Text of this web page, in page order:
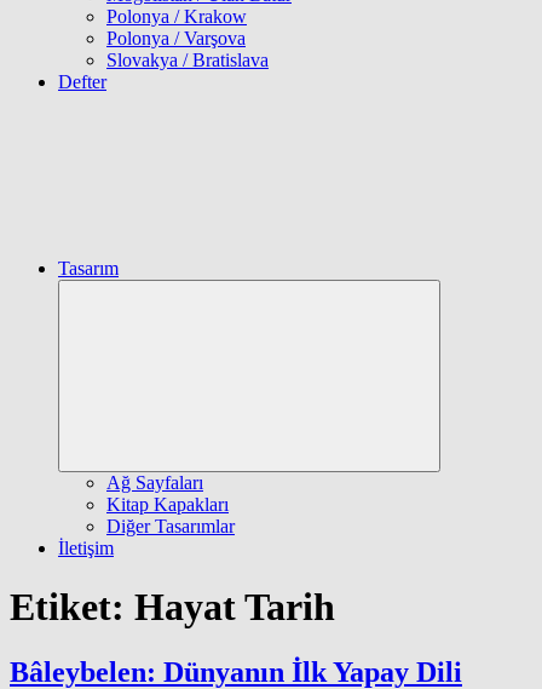
Polonya / Krakow
Polonya / Varşova
Slovakya / Bratislava
Defter
Tasarım
Ağ Sayfaları
Kitap Kapakları
Diğer Tasarımlar
İletişim
Etiket: Hayat Tarih
Bâleybelen: Dünyanın İlk Yapay Dili